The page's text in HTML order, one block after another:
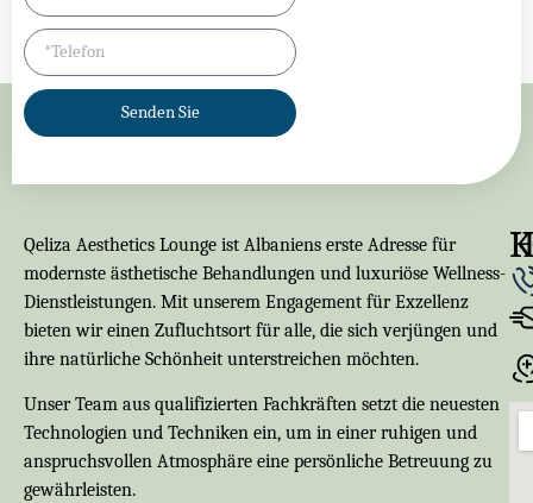
Senden Sie
Qeliza Aesthetics Lounge ist Albaniens erste Adresse für
modernste ästhetische Behandlungen und luxuriöse Wellness-
Dienstleistungen. Mit unserem Engagement für Exzellenz
bieten wir einen Zufluchtsort für alle, die sich verjüngen und
ihre natürliche Schönheit unterstreichen möchten.
Unser Team aus qualifizierten Fachkräften setzt die neuesten
Technologien und Techniken ein, um in einer ruhigen und
anspruchsvollen Atmosphäre eine persönliche Betreuung zu
gewährleisten.